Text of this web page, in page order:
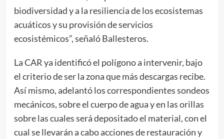
biodiversidad y a la resiliencia de los ecosistemas
acuáticos y su provisión de servicios
ecosistémicos”, señaló Ballesteros.
La CAR ya identificó el polígono a intervenir, bajo
el criterio de ser la zona que más descargas recibe.
Así mismo, adelantó los correspondientes sondeos
mecánicos, sobre el cuerpo de agua y en las orillas
sobre las cuales será depositado el material, con el
cual se llevarán a cabo acciones de restauración y